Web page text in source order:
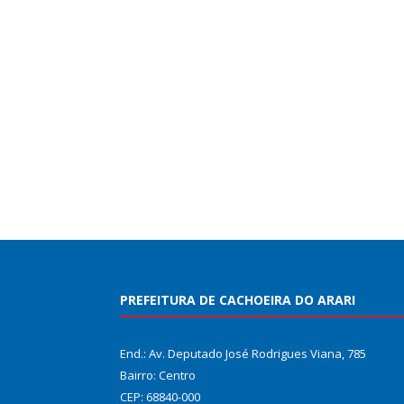
PREFEITURA DE CACHOEIRA DO ARARI
End.: Av. Deputado José Rodrigues Viana, 785
Bairro: Centro
CEP: 68840-000